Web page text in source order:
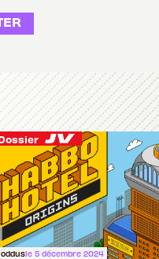
le 5 décembre 2024